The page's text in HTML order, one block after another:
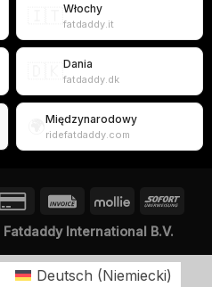
Włochy
fatdaddy.it
Dania
fatdaddy.dk
Międzynarodowy
ridefatdaddy.com
Fatdaddy International B.V.
Deutsch (Niemiecki)